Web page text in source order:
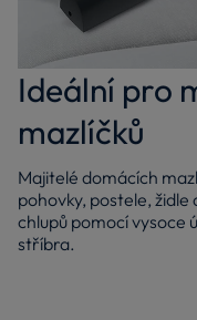
Ideální pro
mazlíčků
Majitelé domácích
pohovky, postele,
chlupů pomocí vysoce
stříbra.